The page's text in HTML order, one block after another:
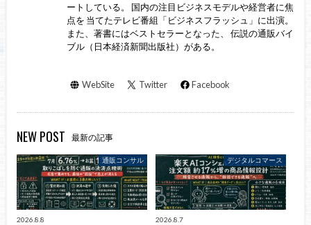
ートしている。 国内の注目ビジネスモデルや経営者に焦
点を 当てたテレビ番組「ビジネスフラッシュ」に出演。
また、著書にはベストセラーとなった、 伝説の通販バイ
ブル（日本経済新聞出版社）がある。
WebSite Twitter Facebook
NEW POST 最新の記事
通販コンサル
2026.8.8
デジタルコマース
2026.8.7